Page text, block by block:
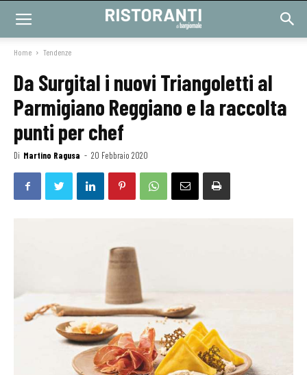
Home Tendenze
Da Surgital i nuovi Triangoletti al
Parmigiano Reggiano e la raccolta
punti per chef
Di Martino Ragusa - 20 Febbraio 2020